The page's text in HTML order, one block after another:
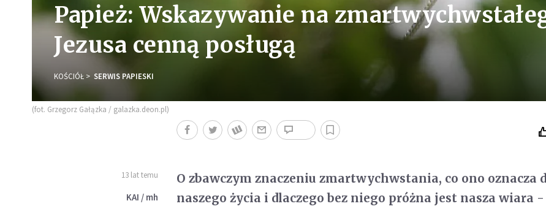
Papież: Wskazywanie na
Jezusa cenną posługą
KOŚCIÓŁ SERWIS PAPIESKI
(fot. Grzegorz Gałązka / galazka.deon.pl)
13 lat temu
KAI / mh
O zbawczym znaczeniu zmartwychwstania, co ono oznacza
naszego życia i dlaczego bez niego próżna jest nasza wiara